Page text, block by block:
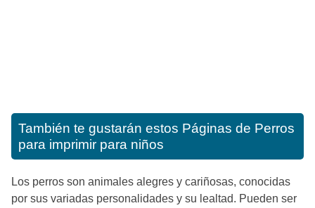
También te gustarán estos Páginas de Perros
para imprimir para niños
Los perros son animales alegres y cariñosas, conocidas
por sus variadas personalidades y su lealtad. Pueden ser